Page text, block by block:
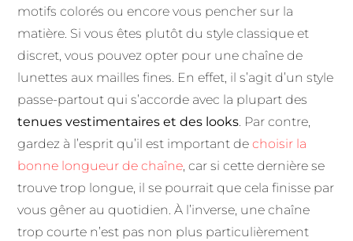
motifs colorés ou encore vous pencher sur la
matière. Si vous êtes plutôt du style classique et
discret, vous pouvez opter pour une chaîne de
lunettes aux mailles fines. En effet, il s’agit d’un style
passe-partout qui s’accorde avec la plupart des
tenues vestimentaires et des looks. Par contre,
gardez à l’esprit qu’il est important dechoisir la
bonne longueur de chaîne, car si cette dernière se
trouve trop longue, il se pourrait que cela finisse par
vous gêner au quotidien. À l’inverse, une chaîne
trop courte n’est pas non plus particulièrement